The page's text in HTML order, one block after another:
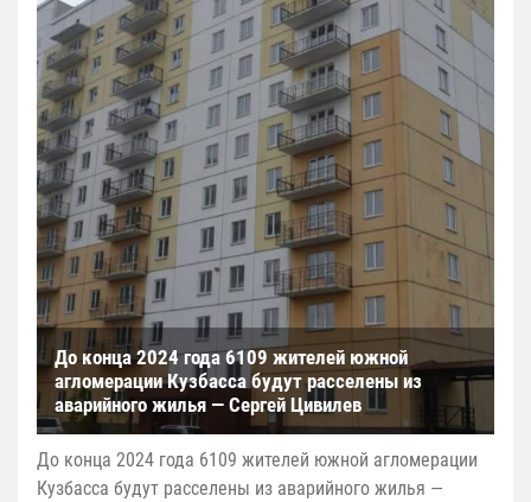
До конца 2024 года 6109 жителей южной
агломерации Кузбасса будут расселены из
аварийного жилья — Сергей Цивилев
До конца 2024 года 6109 жителей южной агломерации
Кузбасса будут расселены из аварийного жилья —